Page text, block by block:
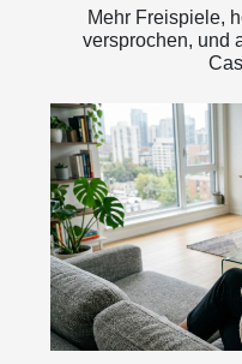
Mehr Freispiele,
versprochen, und